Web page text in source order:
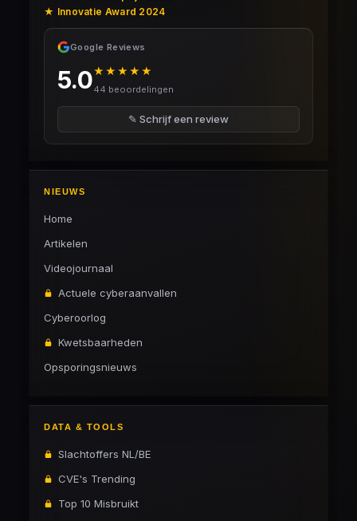
★ Innovatie Award 2024
Google Reviews
5.0★★★★★
44 beoordelingen
✎ Schrijf een review
NIEUWS
Home
Artikelen
Videojournaal
Actuele cyberaanvallen
Cyberoorlog
Kwetsbaarheden
Opsporingsnieuws
DATA & TOOLS
Slachtoffers NL/BE
CVE's Trending
Top 10 Misbruikt